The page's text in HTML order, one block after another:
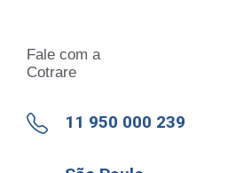
Fale com a
Cotrare
11 950 000 239